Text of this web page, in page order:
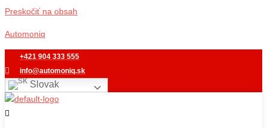
Preskočiť na obsah
Automoniq
+421 904 333 555
info@automoniq.sk
Slovak